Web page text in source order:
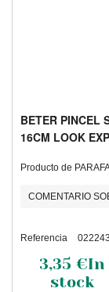
BETER PINCEL
16CM LOOK
Producto de
COMENTARIO
Referencia 022243
3,35 €In
stock